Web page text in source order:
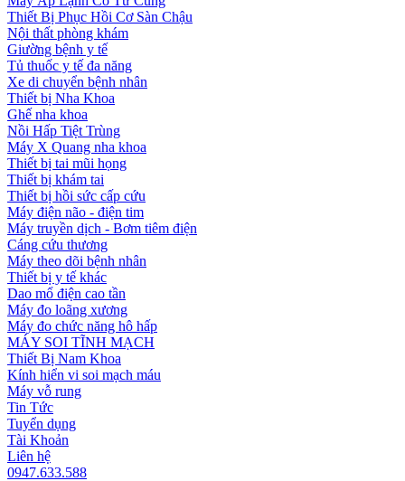
Thiết Bị Phục Hồi Cơ Sàn Chậu
Nội thất phòng khám
Giường bệnh y tế
Tủ thuốc y tế đa năng
Xe di chuyển bệnh nhân
Thiết bị Nha Khoa
Ghế nha khoa
Nồi Hấp Tiệt Trùng
Máy X Quang nha khoa
Thiết bị tai mũi họng
Thiết bị khám tai
Thiết bị hồi sức cấp cứu
Máy điện não - điện tim
Máy truyền dịch - Bơm tiêm điện
Cáng cứu thương
Máy theo dõi bệnh nhân
Thiết bị y tế khác
Dao mổ điện cao tần
Máy đo loãng xương
Máy đo chức năng hô hấp
MÁY SOI TĨNH MẠCH
Thiết Bị Nam Khoa
Kính hiển vi soi mạch máu
Máy vỗ rung
Tin Tức
Tuyển dụng
Tài Khoản
Liên hệ
0947.633.588